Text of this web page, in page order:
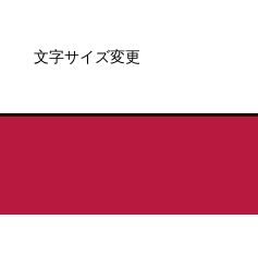
文字サイズ変更